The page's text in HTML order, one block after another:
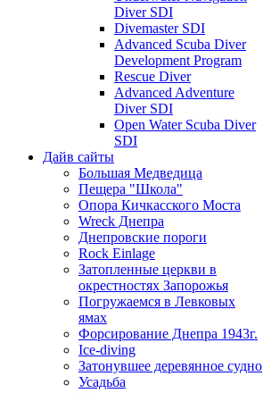
Diver SDI
Divemaster SDI
Advanced Scuba Diver
Development Program
Rescue Diver
Advanced Adventure
Diver SDI
Open Water Scuba Diver
SDI
Дайв сайты
Большая Медведица
Пещера "Школа"
Опора Кичкасского Моста
Wreck Днепра
Днепровские пороги
Rock Einlage
Затопленные церкви в
окрестностях Запорожья
Погружаемся в Левковых
ямах
Форсирование Днепра 1943г.
Ice-diving
Затонувшее деревянное судно
Усадьба